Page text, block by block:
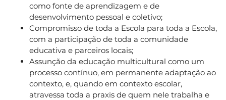
como fonte de aprendizagem e de
desenvolvimento pessoal e coletivo;
Compromisso de toda a Escola para toda a Escola,
com a participação de toda a comunidade
educativa e parceiros locais;
Assunção da educação multicultural como um
processo contínuo, em permanente adaptação ao
contexto, e, quando em contexto escolar,
atravessa toda a praxis de quem nele trabalha e